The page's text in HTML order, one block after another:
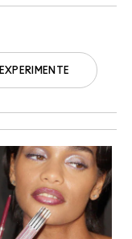
EXPERIMENTE